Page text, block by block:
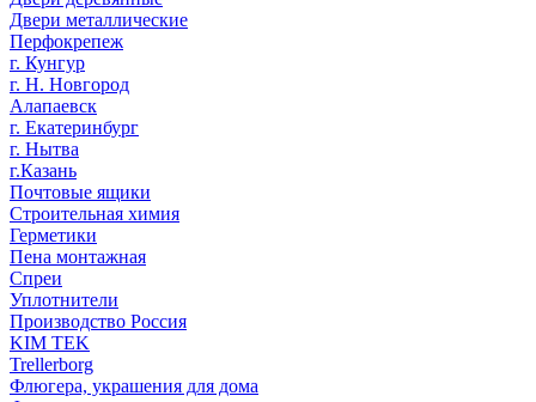
Двери металлические
Перфокрепеж
г. Кунгур
г. Н. Новгород
Алапаевск
г. Екатеринбург
г. Нытва
г.Казань
Почтовые ящики
Строительная химия
Герметики
Пена монтажная
Спреи
Уплотнители
Производство Россия
KIM TEK
Trellerborg
Флюгера, украшения для дома